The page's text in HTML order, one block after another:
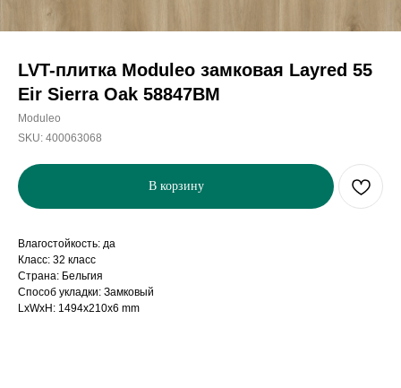
LVT-плитка Moduleo замковая Layred 55
Eir Sierra Oak 58847BM
Moduleo
SKU: 400063068
В корзину
Влагостойкость: да
Класс: 32 класс
Страна: Бельгия
Способ укладки: Замковый
LxWxH: 1494x210x6 mm